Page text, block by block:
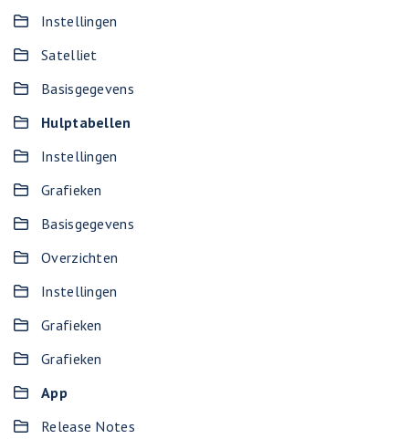
Instellingen
Satelliet
Basisgegevens
Hulptabellen
Instellingen
Grafieken
Basisgegevens
Overzichten
Instellingen
Grafieken
Grafieken
App
Release Notes